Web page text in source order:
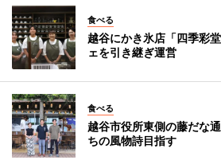
食べる
越谷にかき氷店「四季彩
ェを引き継ぎ運営
食べる
越谷市役所東側の藤だな
ちの風物詩目指す